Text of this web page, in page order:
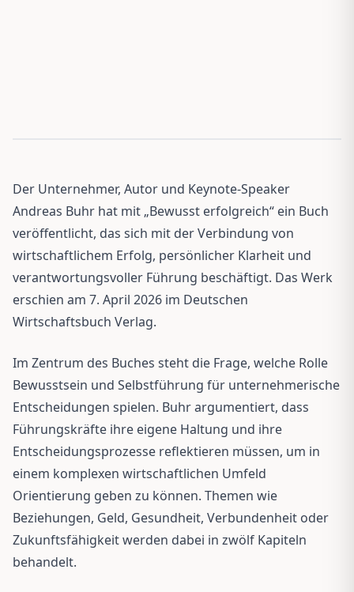
Der Unternehmer, Autor und Keynote-Speaker
Andreas Buhr hat mit „Bewusst erfolgreich“ ein Buch
veröffentlicht, das sich mit der Verbindung von
wirtschaftlichem Erfolg, persönlicher Klarheit und
verantwortungsvoller Führung beschäftigt. Das Werk
erschien am 7. April 2026 im Deutschen
Wirtschaftsbuch Verlag.
Im Zentrum des Buches steht die Frage, welche Rolle
Bewusstsein und Selbstführung für unternehmerische
Entscheidungen spielen. Buhr argumentiert, dass
Führungskräfte ihre eigene Haltung und ihre
Entscheidungsprozesse reflektieren müssen, um in
einem komplexen wirtschaftlichen Umfeld
Orientierung geben zu können. Themen wie
Beziehungen, Geld, Gesundheit, Verbundenheit oder
Zukunftsfähigkeit werden dabei in zwölf Kapiteln
behandelt.